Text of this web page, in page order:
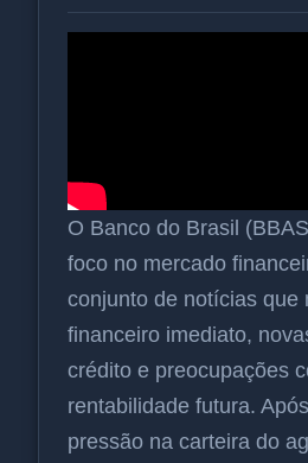
O Banco do Brasil
foco no mercado
conjunto de notícias que
financeiro imediato,
crédito e preocupações
rentabilidade futura.
pressão na carteira do